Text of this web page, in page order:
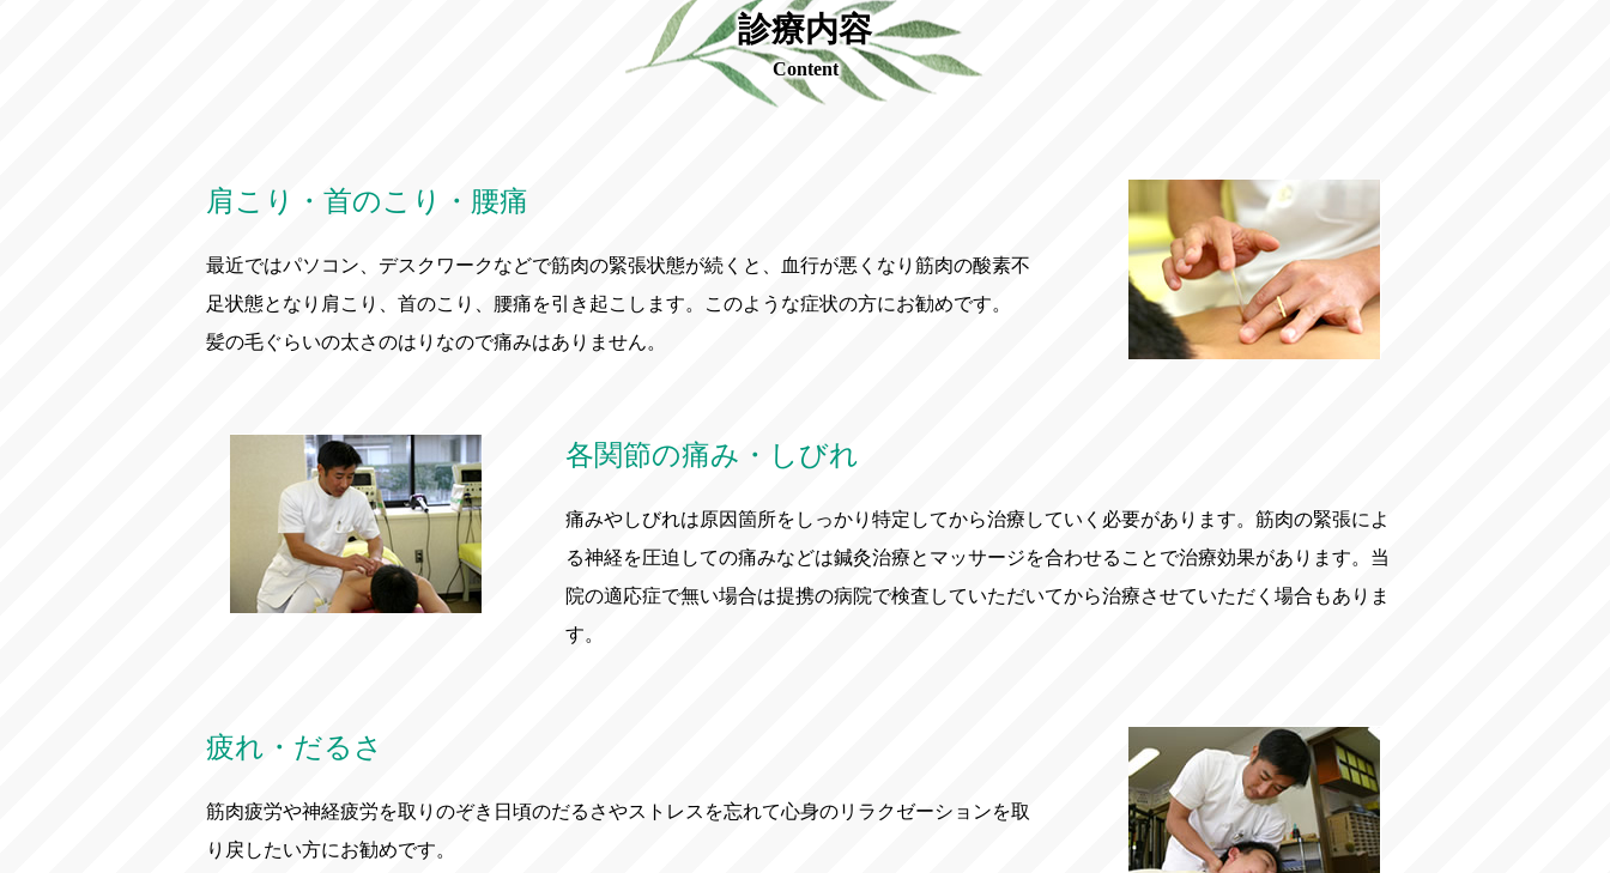
診療内容
Content
肩こり・首のこり・腰痛
最近ではパソコン、デスクワークなどで筋肉の緊張状態が続くと、血行が悪くなり筋肉の酸素不
足状態となり肩こり、首のこり、腰痛を引き起こします。このような症状の方にお勧めです。
髪の毛ぐらいの太さのはりなので痛みはありません。
各関節の痛み・しびれ
痛みやしびれは原因箇所をしっかり特定してから治療していく必要があります。筋肉の緊張によ
る神経を圧迫しての痛みなどは鍼灸治療とマッサージを合わせることで治療効果があります。当
院の適応症で無い場合は提携の病院で検査していただいてから治療させていただく場合もありま
す。
疲れ・だるさ
筋肉疲労や神経疲労を取りのぞき日頃のだるさやストレスを忘れて心身のリラクゼーションを取
り戻したい方にお勧めです。